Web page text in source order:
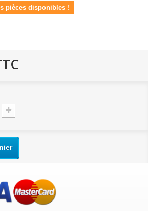
pièces disponibles !